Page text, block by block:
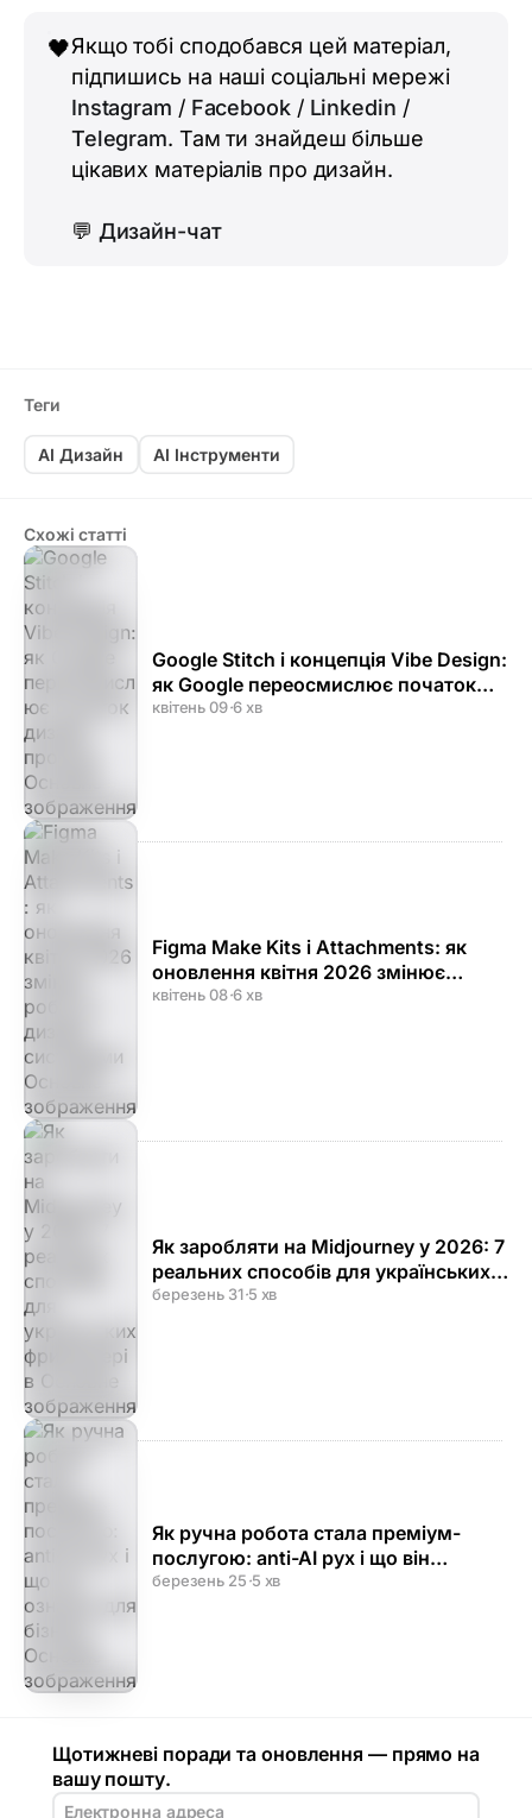
🖤Якщо тобі сподобався цей матеріал,
підпишись на наші соціальні мережі
Instagram / Facebook/ Linkedin /
Telegram. Там ти знайдеш більше
цікавих матеріалів про дизайн.
💬 Дизайн-чат
Теги
AI Дизайн AI Інструменти
Схожі статті
Google Stitch і концепція Vibe Design:
як Google переосмислює початок
дизайн-процесу
квітень 09·6 хв
Figma Make Kits і Attachments: як
оновлення квітня 2026 змінює
роботу з дизайн-системами
квітень 08·6 хв
Як заробляти на Midjourney у 2026: 7
реальних способів для українських
фрилансерів
березень 31·5 хв
Як ручна робота стала преміум-
послугою: anti-AI рух і що він
означає для бізнесу
березень 25·5 хв
Щотижневі поради та оновлення — прямо на
вашу пошту.